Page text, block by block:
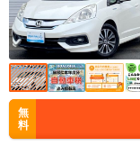
無
料